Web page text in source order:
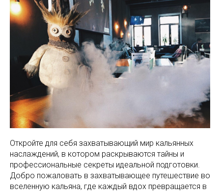
Откройте для себя захватывающий мир кальянных
наслаждений, в котором раскрываются тайны и
профессиональные секреты идеальной подготовки.
Добро пожаловать в захватывающее путешествие во
вселенную кальяна, где каждый вдох превращается в